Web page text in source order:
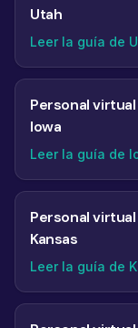
Utah
Leer la guía de
Personal
Iowa
Leer la guía de
Personal
Kansas
Leer la guía de